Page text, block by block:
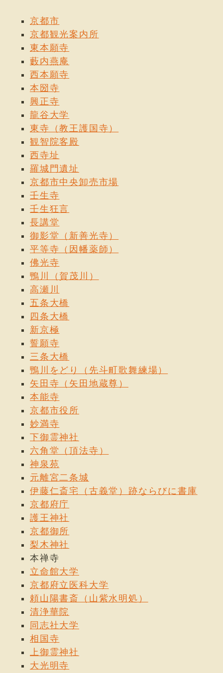
京都市
京都観光案内所
東本願寺
藪内燕庵
西本願寺
本圀寺
興正寺
龍谷大学
東寺（教王護国寺）
観智院客殿
西寺址
羅城門遺址
京都市中央卸売市場
壬生寺
壬生狂言
長講堂
御影堂（新善光寺）
平等寺（因幡薬師）
佛光寺
鴨川（賀茂川）
高瀬川
五条大橋
四条大橋
新京極
誓願寺
三条大橋
鴨川をどり（先斗町歌舞練場）
矢田寺（矢田地蔵尊）
本能寺
京都市役所
妙満寺
下御霊神社
六角堂（頂法寺）
神泉苑
元離宮二条城
伊藤仁斎宅（古義堂）跡ならびに書庫
京都府庁
護王神社
京都御所
梨木神社
本禅寺
立命館大学
京都府立医科大学
頼山陽書斎（山紫水明処）
清浄華院
同志社大学
相国寺
上御霊神社
大光明寺